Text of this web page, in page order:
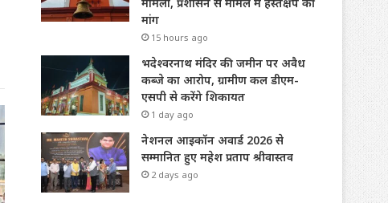
मांग
15 hours ago
भदेश्वरनाथ मंदिर की जमीन पर अवैध
कब्जे का आरोप, ग्रामीण कल डीएम-
एसपी से करेंगे शिकायत
1 day ago
नेशनल आइकॉन अवार्ड 2026 से
सम्मानित हुए महेश प्रताप श्रीवास्तव
2 days ago